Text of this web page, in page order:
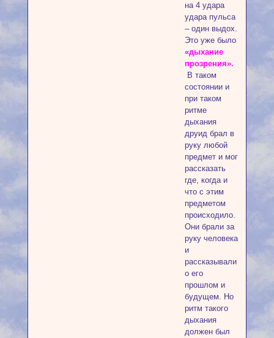
на 4 удара
удара пульса
– один выдох.
Это уже было
«дыхание
прозрения».
В таком
состоянии и
при таком
ритме
дыхания
друид брал в
руку любой
предмет и мог
рассказать
где, когда и
что с этим
предметом
происходило.
Они брали за
руку человека
и
рассказывали
о его
прошлом и
будущем. Но
ритм такого
дыхания
должен был